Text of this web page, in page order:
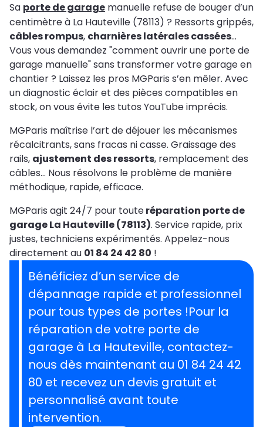
Sa porte de garage manuelle refuse de bouger d’un
centimètre à La Hauteville (78113) ? Ressorts grippés,
câbles rompus, charnières latérales cassées…
Vous vous demandez "comment ouvrir une porte de
garage manuelle" sans transformer votre garage en
chantier ? Laissez les pros MGParis s’en mêler. Avec
un diagnostic éclair et des pièces compatibles en
stock, on vous évite les tutos YouTube imprécis.
MGParis maîtrise l’art de déjouer les mécanismes
récalcitrants, sans fracas ni casse. Graissage des
rails, ajustement des ressorts, remplacement des
câbles… Nous résolvons le problème de manière
méthodique, rapide, efficace.
MGParis agit 24/7 pour touteréparation porte de
garage La Hauteville (78113). Service rapide, prix
justes, techniciens expérimentés. Appelez-nous
directement au 01 84 24 42 80 !
Bénéficiez d’un service de
dépannage rapide et professionnel
pour tous types de portes !Pour la
réparation de votre porte de
garage à La Hauteville, contactez-
nous dès maintenant au 01 84 24 42
80 et recevez un devis gratuit et
personnalisé avant toute
intervention.